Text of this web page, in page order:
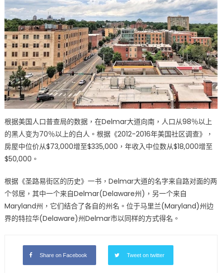
根据美国人口普查局的数据，在Delmar大道向南，人口从98％以上
的黑人变为70％以上的白人。根据《2012-2016年美国社区调查》，
房屋中位价从$73,000增至$335,000，年收入中位数从$18,000增至
$50,000。
根据《圣路易街区的历史》一书，Delmar大道的名字来自路对面的两
个邻居，其中一个来自Delmar(Delaware州)，另一个来自
Maryland州，它们结合了各自的州名。位于马里兰(Maryland)州边
界的特拉华(Delaware)州Delmar市以同样的方式得名。
Share on Facebook Tweet on twitter